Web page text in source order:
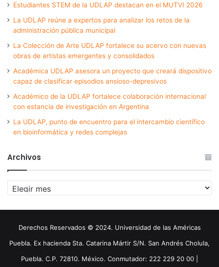
Estudiantes STEM de la UDLAP destacan en el MUTVI 2026
La UDLAP reúne a expertos para analizar los retos de la
administración pública municipal
La Colección de Arte UDLAP fortalece su acervo con nuevas
obras de artistas emergentes y consolidados
Académica UDLAP asesora un proyecto que creará dispositivo
capaz de clasificar episodios ansioso-depresivos
Académico de la UDLAP fortalece colaboración internacional
con estancia de investigación en Argentina
La UDLAP, punto de encuentro para el intercambio científico
en bioinformática y redes complejas
Archivos
Archivos
Derechos Reservados © 2024. Universidad de las Américas
Puebla. Ex hacienda Sta. Catarina Mártir S/N. San Andrés Cholula,
Puebla. C.P. 72810. México. Conmutador: 222 229 20 00 |